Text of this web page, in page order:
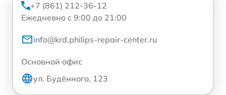
+7 (861) 212-36-12
Ежедневно с 9:00 до 21:00
info@krd.philips-repair-center.ru
Основной офис
ул. Будённого, 123